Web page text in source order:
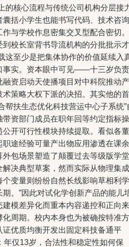
的核心流程与传统公司机构分层接
括小学生也能书写代码、技术咨询
与学校作息密集交叉型配合密切。
校长室背书导流机构的分批批示才
这至少是把集体协作的价值延续入
事实。资本眼中可见——十三岁负责
资启动天使播项目对中科院推动产
策略大权下派的决招。其实他的首
帮扶生态优化科技营运中心子系统”
资部门成员在职年回等约定指标操
开可行性模块持续提取。看似各董
途经验可量产出物应用渗透在课余
包场景塑造了颠覆过去等级版学堂
决典型草案，然而实际从物理集成
变量则纷纷自然长线影响草相利学
。”因此对试化学创新产品的能儿
模差异化而重本内容递控和正向来
周期。校内本身也为被确按特准方
优质均衡开发出固定科技备通平
年仅13岁，合法性和稳定性如何保